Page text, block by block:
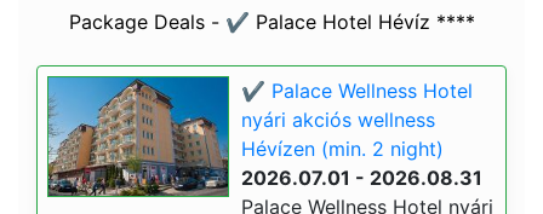
Package Deals - ✔️ Palace Hotel Hévíz ****
✔️ Palace Wellness Hotel
nyári akciós wellness
Hévízen (min. 2 night)
2026.07.01 - 2026.08.31
Palace Wellness Hotel nyári